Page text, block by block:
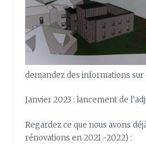
demandez des informations sur
Janvier 2023 : lancement de
Regardez ce que nous avons
rénovations en 2021 -2022) :